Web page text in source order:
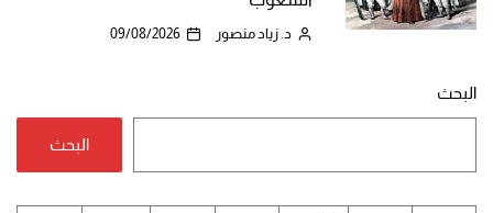
د. زياد منصور 09/08/2026
البحث
البحث